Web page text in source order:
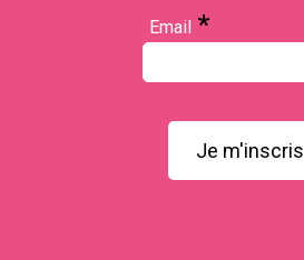
Email *
Je m'inscris